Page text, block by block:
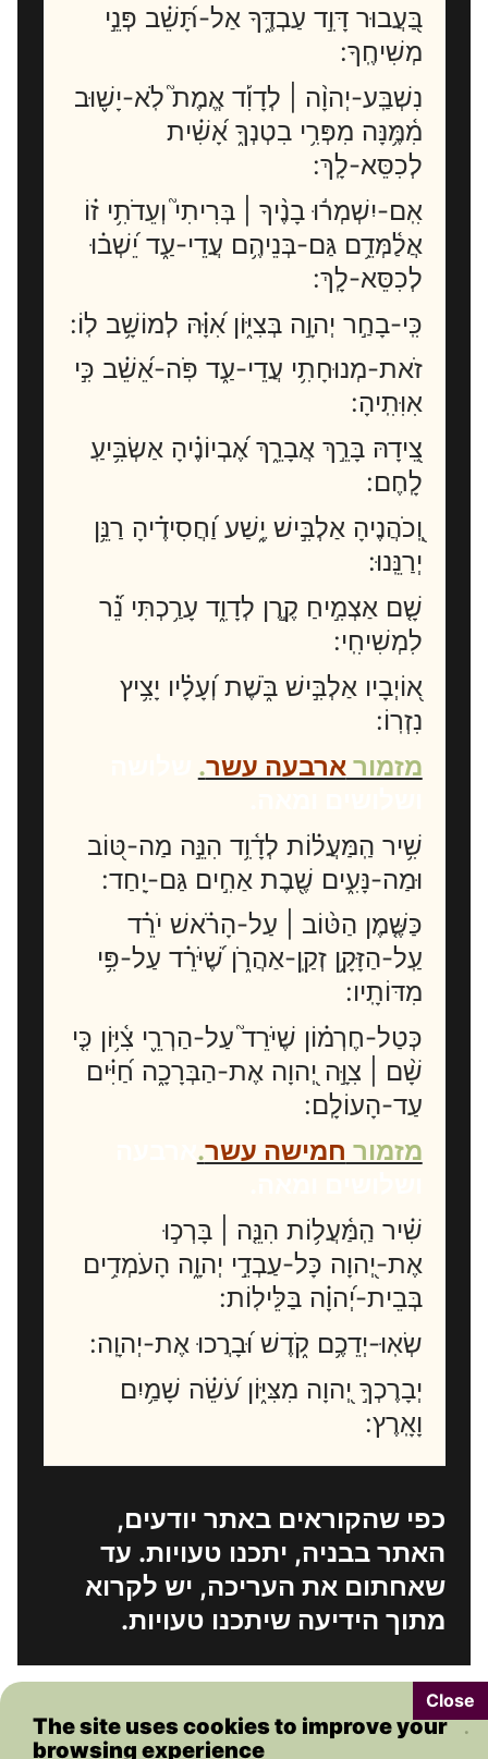
בַּ֭עֲבוּר דָּוִ֣ד עַבְדֶּ֑ךָ אַל-תָּ֝שֵׁ֗ב פְּנֵ֣י
מְשִׁיחֶֽךָ:
נִשְׁבַּֽע-יְהוָ֨ה | לְדָוִ֡ד אֱמֶת֮ לֹֽא-יָשׁ֪וּב
מִ֫מֶּ֥נָּה מִפְּרִ֥י בִטְנְךָ֑ אָ֝שִׁ֗ית
לְכִסֵּא-לָֽךְ:
אִֽם-יִשְׁמְר֬וּ בָנֶ֨יךָ | בְּרִיתִי֮ וְעֵדֹתִ֥י ז֗וֹ
אֲלַ֫מְּדֵ֥ם גַּם-בְּנֵיהֶ֥ם עֲדֵי-עַ֑ד יֵ֝שְׁב֗וּ
לְכִסֵּא-לָֽךְ:
כִּֽי-בָחַ֣ר יְהוָ֣ה בְּצִיּ֑וֹן אִ֝וָּ֗הּ לְמוֹשָׁ֥ב לֽוֹ:
זֹאת-מְנוּחָתִ֥י עֲדֵי-עַ֑ד פֹּֽה-אֵ֝שֵׁ֗ב כִּ֣י
אִוִּתִֽיהָ:
צֵ֭ידָהּ בָּרֵ֣ךְ אֲבָרֵ֑ךְ אֶ֝בְיוֹנֶ֗יהָ אַשְׂבִּ֥יעַֽ
לָֽחֶם:
וְֽ֭כֹהֲנֶיהָ אַלְבִּ֣ישׁ יֶ֑שַׁע וַ֝חֲסִידֶ֗יהָ רַנֵּ֥ן
יְרַנֵּֽנוּ:
שָׁ֤ם אַצְמִ֣יחַ קֶ֣רֶן לְדָוִ֑ד עָרַ֥כְתִּי נֵ֝֗ר
לִמְשִׁיחִֽי:
א֭וֹיְבָיו אַלְבִּ֣ישׁ בֹּ֑שֶׁת וְ֝עָלָ֗יו יָצִ֥יץ
נִזְרֽוֹ:
מזמורארבעה עשר.
שִׁ֥יר הַֽמַּעֲל֗וֹת לְדָ֫וִ֥ד הִנֵּ֣ה מַה-טּ֭וֹב
וּמַה-נָּעִ֑ים שֶׁ֖בֶת אַחִ֣ים גַּם-יָֽחַד:
כַּשֶּׁ֤מֶן הַטּ֨וֹב | עַל-הָרֹ֗אשׁ יֹרֵ֗ד
עַֽל-הַזָּקָ֥ן זְקַֽן-אַהֲרֹ֑ן שֶׁ֝יֹּרֵ֗ד עַל-פִּ֥י
מִדּוֹתָֽיו:
כְּטַל-חֶרְמ֗וֹן שֶׁיֹּרֵד֮ עַל-הַרְרֵ֪י צִ֫יּ֥וֹן כִּ֤י
שָׁ֨ם | צִוָּ֣ה יְ֭הוָה אֶת-הַבְּרָכָ֑ה חַ֝יִּ֗ים
עַד-הָעוֹלָֽם:
מזמור חמישה עשר.
שִׁ֗יר הַֽמַּ֫עֲל֥וֹת הִנֵּ֤ה | בָּרְכ֣וּ
אֶת-יְ֭הוָה כָּל-עַבְדֵ֣י יְהוָ֑ה הָעֹמְדִ֥ים
בְּבֵית-יְ֝הוָ֗ה בַּלֵּילֽוֹת:
שְׂאֽוּ-יְדֵכֶ֥ם קֹ֑דֶשׁ וּ֝בָרֲכוּ אֶת-יְהוָֽה:
יְבָרֶכְךָ֣ יְ֭הוָה מִצִּיּ֑וֹן עֹ֝שֵׂ֗ה שָׁמַ֥יִם
וָאָֽרֶץ:
כפי שהקוראים באתר יודעים,
האתר בבניה, יתכנו טעויות. עד
שאחתום את העריכה, יש לקרוא
מתוך הידיעה שיתכנו טעויות.
.
The site uses cookies to improve your
browsing experience